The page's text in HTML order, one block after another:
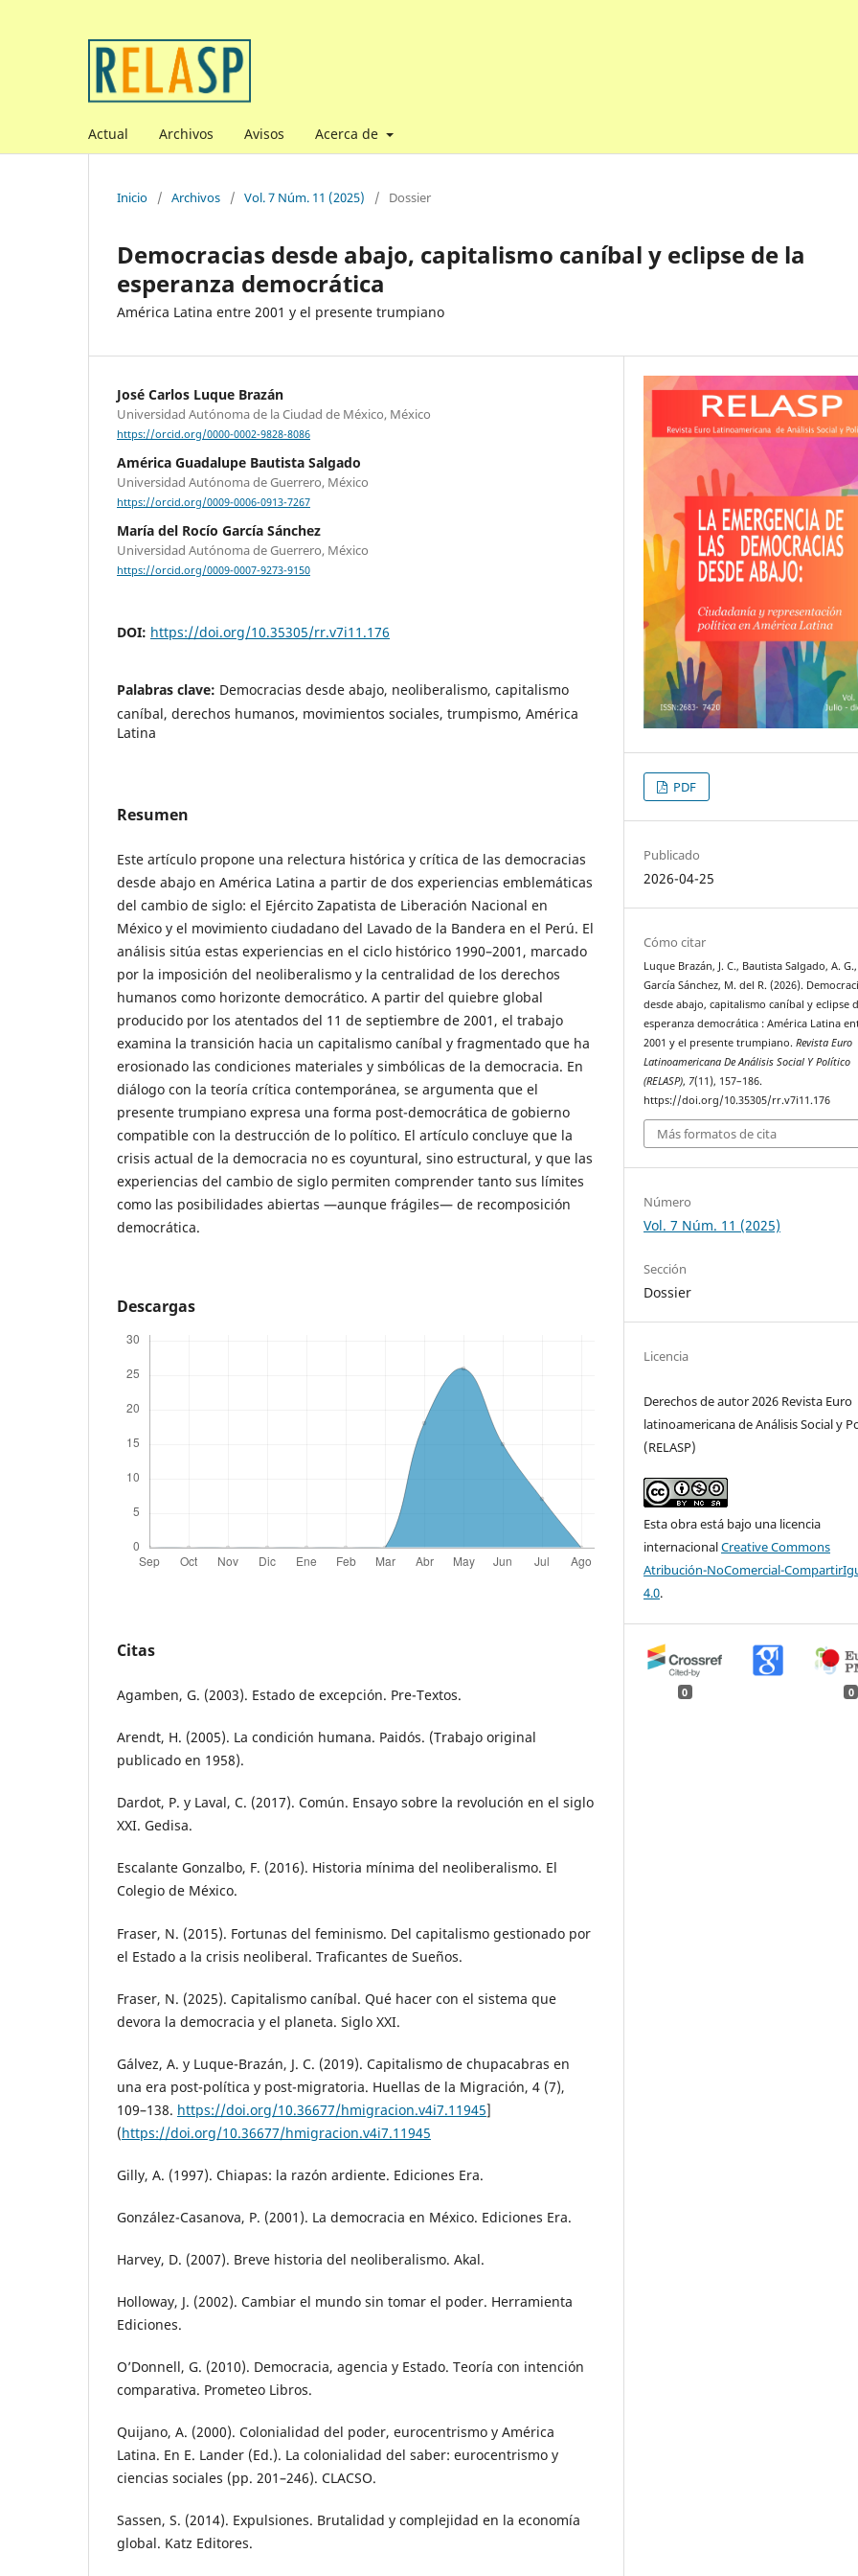
Actual Archivos Avisos Acerca de
Inicio / Archivos / Vol. 7 Núm. 11 (2025) / Dossier
Democracias desde abajo, capitalismo caníbal y eclipse de la
esperanza democrática
América Latina entre 2001 y el presente trumpiano
José Carlos Luque Brazán
Universidad Autónoma de la Ciudad de México, México
https://orcid.org/0000-0002-9828-8086
América Guadalupe Bautista Salgado
Universidad Autónoma de Guerrero, México
https://orcid.org/0009-0006-0913-7267
María del Rocío García Sánchez
Universidad Autónoma de Guerrero, México
https://orcid.org/0009-0007-9273-9150
DOI: https://doi.org/10.35305/rr.v7i11.176
Palabras clave: Democracias desde abajo, neoliberalismo, capitalismo
caníbal, derechos humanos, movimientos sociales, trumpismo, América
Latina
Resumen
Este artículo propone una relectura histórica y crítica de las democracias
desde abajo en América Latina a partir de dos experiencias emblemáticas
del cambio de siglo: el Ejército Zapatista de Liberación Nacional en
México y el movimiento ciudadano del Lavado de la Bandera en el Perú. El
análisis sitúa estas experiencias en el ciclo histórico 1990–2001, marcado
por la imposición del neoliberalismo y la centralidad de los derechos
humanos como horizonte democrático. A partir del quiebre global
producido por los atentados del 11 de septiembre de 2001, el trabajo
examina la transición hacia un capitalismo caníbal y fragmentado que ha
erosionado las condiciones materiales y simbólicas de la democracia. En
diálogo con la teoría crítica contemporánea, se argumenta que el
presente trumpiano expresa una forma post-democrática de gobierno
compatible con la destrucción de lo político. El artículo concluye que la
crisis actual de la democracia no es coyuntural, sino estructural, y que las
experiencias del cambio de siglo permiten comprender tanto sus límites
como las posibilidades abiertas —aunque frágiles— de recomposición
democrática.
Descargas
Citas
Agamben, G. (2003). Estado de excepción. Pre-Textos.
Arendt, H. (2005). La condición humana. Paidós. (Trabajo original
publicado en 1958).
Dardot, P. y Laval, C. (2017). Común. Ensayo sobre la revolución en el siglo
XXI. Gedisa.
Escalante Gonzalbo, F. (2016). Historia mínima del neoliberalismo. El
Colegio de México.
Fraser, N. (2015). Fortunas del feminismo. Del capitalismo gestionado por
el Estado a la crisis neoliberal. Traficantes de Sueños.
Fraser, N. (2025). Capitalismo caníbal. Qué hacer con el sistema que
devora la democracia y el planeta. Siglo XXI.
Gálvez, A. y Luque-Brazán, J. C. (2019). Capitalismo de chupacabras en
una era post-política y post-migratoria. Huellas de la Migración, 4 (7),
109–138. https://doi.org/10.36677/hmigracion.v4i7.11945]
(https://doi.org/10.36677/hmigracion.v4i7.11945
Gilly, A. (1997). Chiapas: la razón ardiente. Ediciones Era.
González-Casanova, P. (2001). La democracia en México. Ediciones Era.
Harvey, D. (2007). Breve historia del neoliberalismo. Akal.
Holloway, J. (2002). Cambiar el mundo sin tomar el poder. Herramienta
Ediciones.
O’Donnell, G. (2010). Democracia, agencia y Estado. Teoría con intención
comparativa. Prometeo Libros.
Quijano, A. (2000). Colonialidad del poder, eurocentrismo y América
Latina. En E. Lander (Ed.). La colonialidad del saber: eurocentrismo y
ciencias sociales (pp. 201–246). CLACSO.
Sassen, S. (2014). Expulsiones. Brutalidad y complejidad en la economía
global. Katz Editores.
PDF
Publicado
2026-04-25
Cómo citar
Luque Brazán, J. C., Bautista Salgado, A.
García Sánchez, M. del R. (2026).
desde abajo, capitalismo caníbal y eclipse
esperanza democrática : América Latina
2001 y el presente trumpiano.Revista Euro
Latinoamericana De Análisis Social Y Político
(RELASP), 7(11), 157–186.
https://doi.org/10.35305/rr.v7i11.176
Más formatos de cita
Número
Vol. 7 Núm. 11 (2025)
Sección
Dossier
Licencia
Derechos de autor 2026 Revista Euro
latinoamericana de Análisis Social y
(RELASP)
Esta obra está bajo una licencia
internacionalCreative Commons
Atribución-NoComercial-
4.0.
0 0